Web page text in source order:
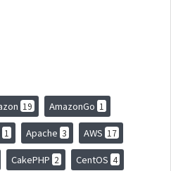
19 AmazonGo 1
1 Apache 3 AWS 17
CakePHP 2 CentOS 4